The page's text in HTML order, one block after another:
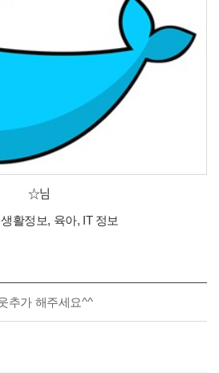
☆님
활정보, 육아, IT 정보
추가 해주세요^^